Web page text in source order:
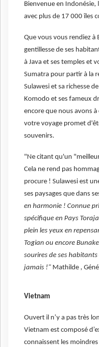
Bienvenue en Indonésie,
avec plus de 17 000 îles
Que vous vous rendiez à
gentillesse de ses
à Java et ses temples et
Sumatra pour partir à la
Sulawesi et sa richesse
Komodo et ses fameux
encore que nous avons
votre voyage promet
souvenirs.
"Ne citant qu'un
Cela ne rend pas
procure ! Sulawesi est
ses paysages que dans
en harmonie ! Connue
spécifique en Pays
plein les yeux en
Togian ou encore
sourires de ses
jamais !" Mathilde ,
Vietnam
Ouvert il n’y a pas très
Vietnam est composé
connaissent les